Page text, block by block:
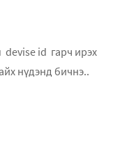
devise id гарч ирэх
нүдэнд бичнэ..